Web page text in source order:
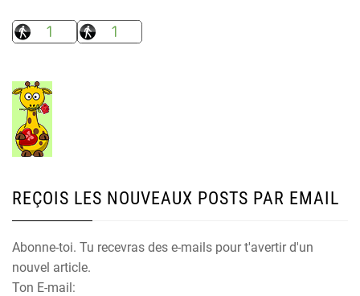
REÇOIS LES NOUVEAUX POSTS PAR EMAIL
Abonne-toi. Tu recevras des e-mails pour t'avertir d'un
nouvel article.
Ton E-mail: